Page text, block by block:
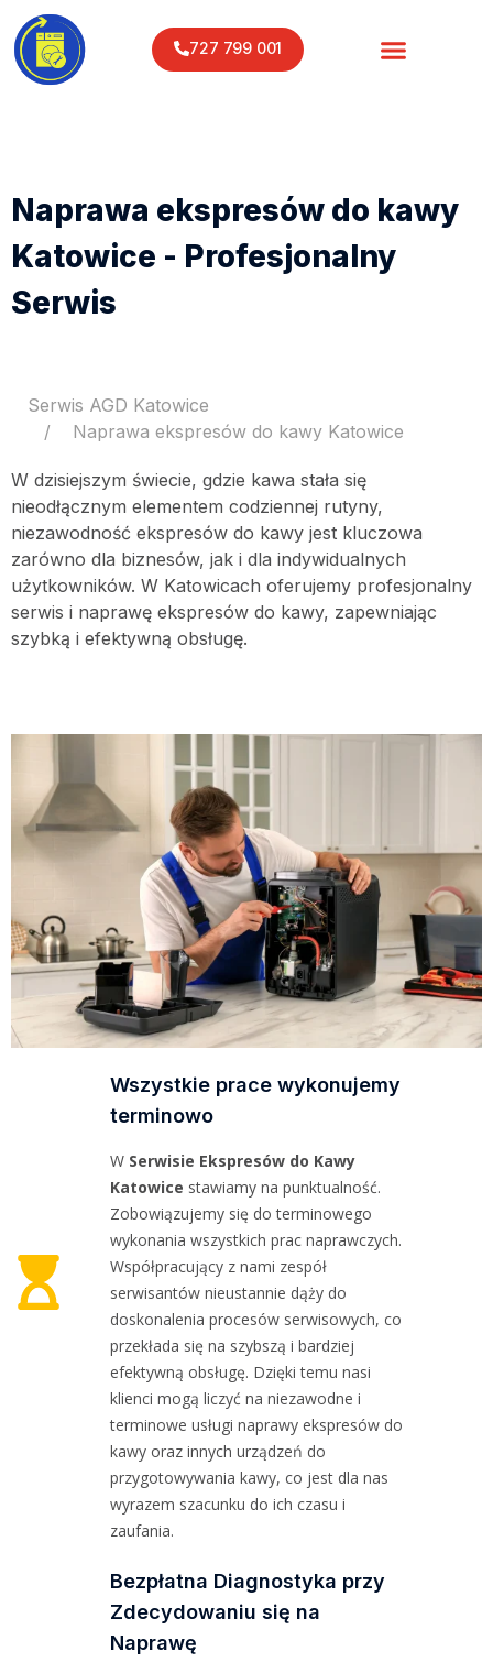
727 799 001
Naprawa ekspresów do kawy
Katowice - Profesjonalny
Serwis
Serwis AGD Katowice
Naprawa ekspresów do kawy Katowice
W dzisiejszym świecie, gdzie kawa stała się
nieodłącznym elementem codziennej rutyny,
niezawodność ekspresów do kawy jest kluczowa
zarówno dla biznesów, jak i dla indywidualnych
użytkowników. W Katowicach oferujemy profesjonalny
serwis i naprawę ekspresów do kawy, zapewniając
szybką i efektywną obsługę.
Wszystkie prace wykonujemy
terminowo
W Serwisie Ekspresów do Kawy
Katowice stawiamy na punktualność.
Zobowiązujemy się do terminowego
wykonania wszystkich prac naprawczych.
Współpracujący z nami zespół
serwisantów nieustannie dąży do
doskonalenia procesów serwisowych, co
przekłada się na szybszą i bardziej
efektywną obsługę. Dzięki temu nasi
klienci mogą liczyć na niezawodne i
terminowe usługi naprawy ekspresów do
kawy oraz innych urządzeń do
przygotowywania kawy, co jest dla nas
wyrazem szacunku do ich czasu i
zaufania.
Bezpłatna Diagnostyka przy
Zdecydowaniu się na
Naprawę